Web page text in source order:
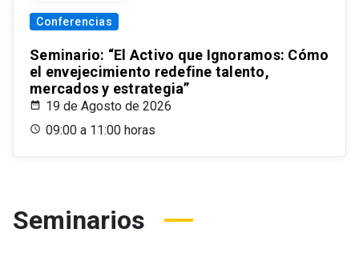
Conferencias
Seminario: “El Activo que Ignoramos: Cómo
el envejecimiento redefine talento,
mercados y estrategia”
19 de Agosto de 2026
09:00 a 11:00 horas
Seminarios